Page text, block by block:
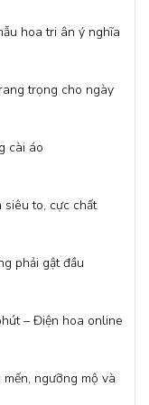
hoa tri ân ý nghĩa
trọng cho ngày
cài áo
siêu to, cực chất
phải gật đầu
– Điện hoa online
ngưỡng mộ và